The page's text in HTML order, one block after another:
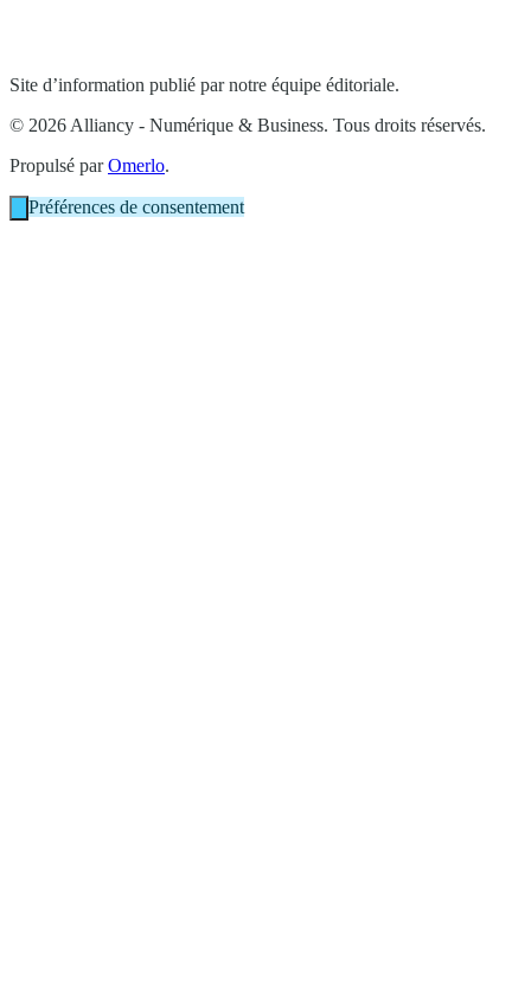
Site d’information publié par notre équipe éditoriale.
© 2026 Alliancy - Numérique & Business. Tous droits réservés.
Propulsé parOmerlo.
Préférences de consentement